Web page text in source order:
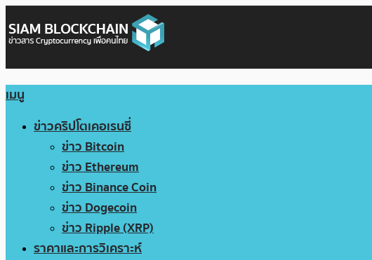
เมนู
ข่าวคริปโตเคอเรนซี่
ข่าว Bitcoin
ข่าว Ethereum
ข่าว Binance Coin
ข่าว Dogecoin
ข่าว Ripple (XRP)
ราคาและการวิเคราะห์